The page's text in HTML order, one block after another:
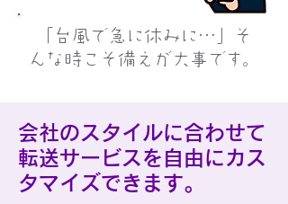
「台風で急に休みに…」そ
んな時こそ備えが大事です。
会社のスタイルに合わせて
転送サービスを自由にカス
タマイズできます。